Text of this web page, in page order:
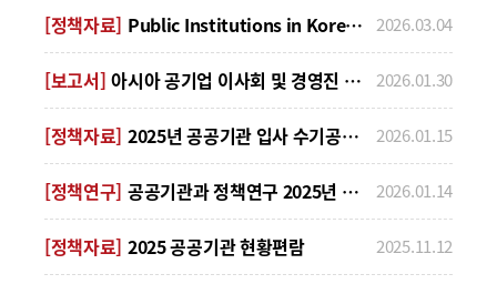
투고 * 공공기관연구센터 홈페이지 상단 메뉴
또는 직접 접속 ** 투고시 회원가입 승인 절차가
필요하므로 논문 투고에 차질이 없도록 일정에
유의하시기 바랍니다. - 첨부 서류: 논문 기고
심사요청서, 연구윤리준수 서약서(및
체크리스트), 저작권 양도동의서 (별첨) - 편집
양식: 논문 작성 및 편집 요령, 공공기관과
확정 논문에 대해 최대 200만원 원고료 지급 *
투고 및 게재 편수에 따라 예산 범위 내 지급 ㅇ
「공공기관과 정책연구」 학술지 검색
https://www.kipf.re.kr/soe/Publication/p
[정책자료] Public Institutions in Korea 2025 2026.03.04
[보고서] 아시아 공기업 이사회 및 경영진 보수체계 2026.01.30
[정책자료] 2025년 공공기관 입사 수기공모 우수 사례집 2026.01.15
[정책연구] 공공기관과 정책연구 2025년 제3권 제2호 2026.01.14
[정책자료] 2025 공공기관 현황편람 2025.11.12